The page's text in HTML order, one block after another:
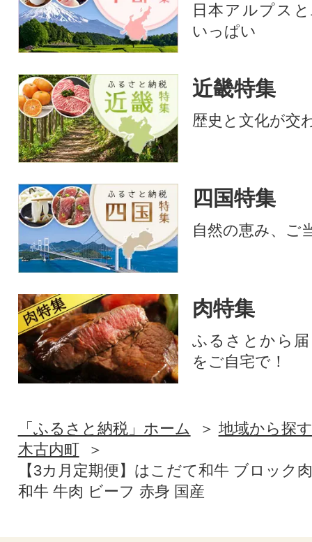
日本アルプス
いっぱい
近畿特集
歴史と文化が交
四国特集
自然の恵み、ご
肉特集
ふるさとから
をご自宅で！
「ふるさと納税」ホーム
地域から探す
木古内町
【3カ月定期便】はこだて和牛 ブロック
和牛 牛肉 ビーフ 赤身 国産